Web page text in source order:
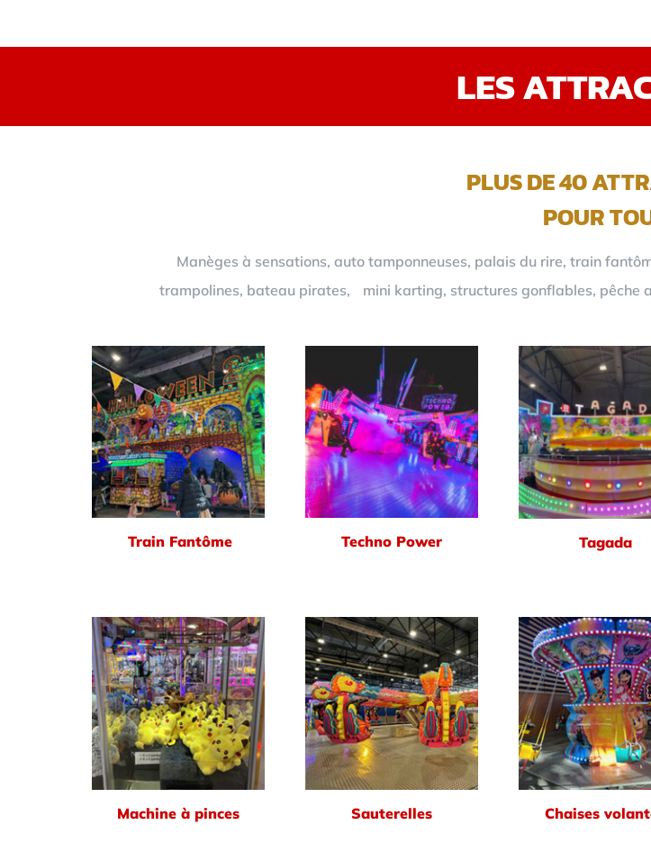
LES
PLUS DE 40
POUR
Manèges à sensations, auto tamponneuses, palais du rire, train
trampolines, bateau pirates, mini karting, structures gonflables, pêche
Train Fantôme Techno Power Tagada
Machine à pinces Sauterelles Chaises